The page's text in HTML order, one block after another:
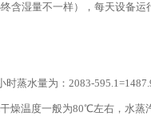
湿量不一样），每天设备运
蒸水量为：2083-
温度一般为80℃左右，水蒸